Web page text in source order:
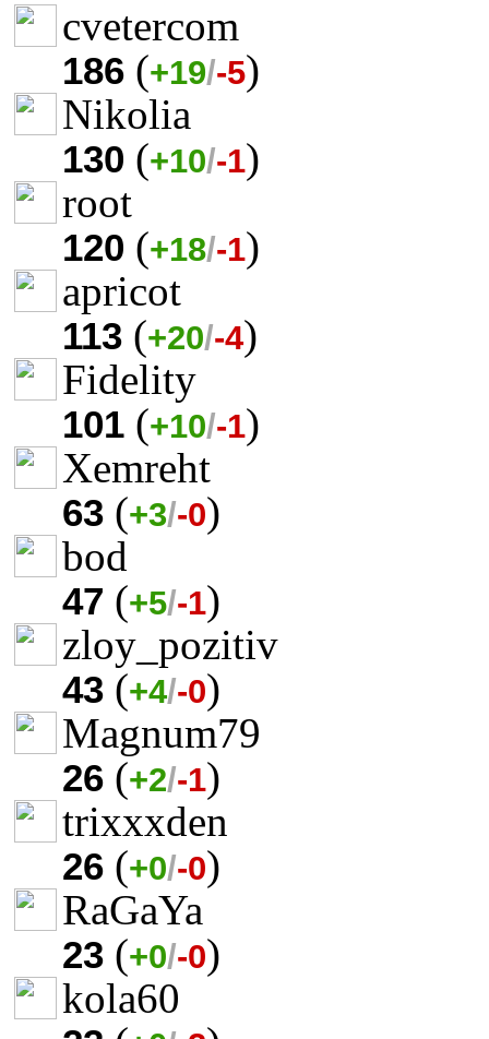
cvetercom
186 (+19/-5)
Nikolia
130 (+10/-1)
root
120 (+18/-1)
apricot
113 (+20/-4)
Fidelity
101 (+10/-1)
Xemreht
63 (+3/-0)
bod
47 (+5/-1)
zloy_pozitiv
43 (+4/-0)
Magnum79
26 (+2/-1)
trixxxden
26 (+0/-0)
RaGaYa
23 (+0/-0)
kola60